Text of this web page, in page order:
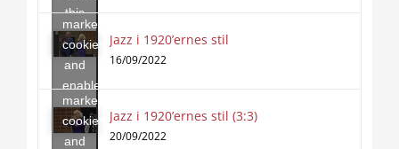
this
content
marketing
cookies
and
enable
this
content
Jazz i 1920’ernes stil
16/09/2022
Click
to
accept
marketing
cookies
and
Jazz i 1920’ernes stil (3:3)
20/09/2022